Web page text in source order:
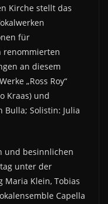
Kirche stellt das
für
renommierten
an diesem
„Ross Roy“
Kraas) und
Bulla; Solistin: Julia
und besinnlichen
unter der
Maria Klein, Tobias
Capella